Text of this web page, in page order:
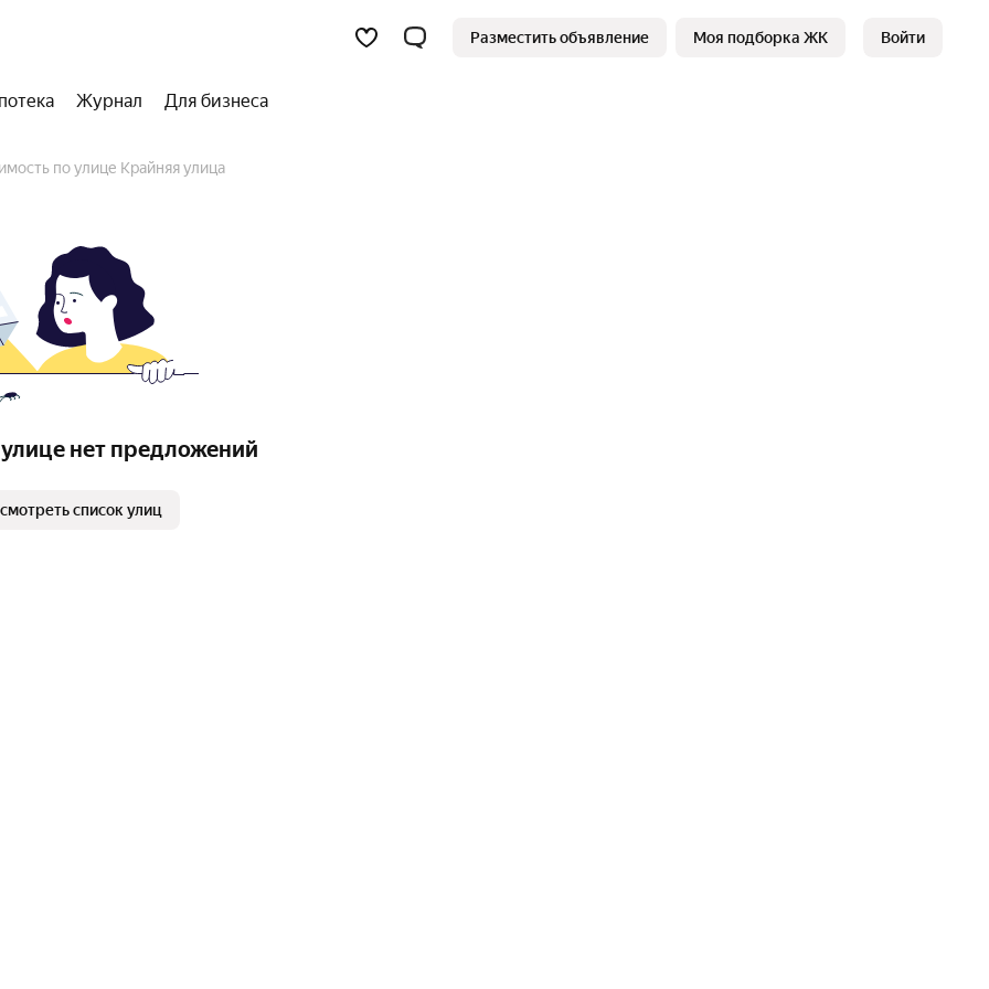
Разместить объявление Моя подборка ЖК Войти
Журнал Для бизнеса
по улице Крайняя улица
нет предложений
список улиц